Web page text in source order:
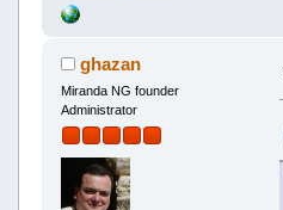
ghazan
Miranda NG founder
Administrator